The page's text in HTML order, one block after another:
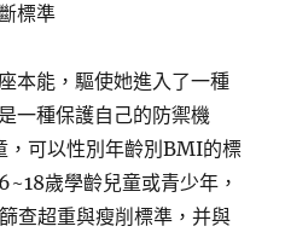
標準
本能，驅使她進入了一種
一種保護自己的防禦機
，可以性別年齡別BMI的標
歲學齡兒童或青少年，
查超重與瘦削標準，并與